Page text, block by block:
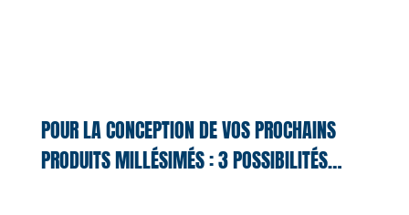
POUR LA CONCEPTION DE VOS PROCHAINS
PRODUITS MILLÉSIMÉS : 3 POSSIBILITÉS…